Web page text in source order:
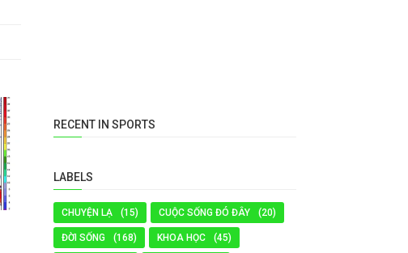
RECENT IN SPORTS
LABELS
CHUYỆN LẠ (15) CUỘC SỐNG ĐÓ ĐÂY (20)
ĐỜI SỐNG (168) KHOA HỌC (45)